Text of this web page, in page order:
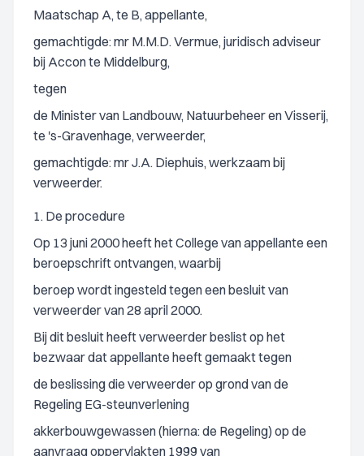
Maatschap A, te B, appellante,
gemachtigde: mr M.M.D. Vermue, juridisch adviseur
bij Accon te Middelburg,
tegen
de Minister van Landbouw, Natuurbeheer en Visserij,
te 's-Gravenhage, verweerder,
gemachtigde: mr J.A. Diephuis, werkzaam bij
verweerder.
1. De procedure
Op 13 juni 2000 heeft het College van appellante een
beroepschrift ontvangen, waarbij
beroep wordt ingesteld tegen een besluit van
verweerder van 28 april 2000.
Bij dit besluit heeft verweerder beslist op het
bezwaar dat appellante heeft gemaakt tegen
de beslissing die verweerder op grond van de
Regeling EG-steunverlening
akkerbouwgewassen (hierna: de Regeling) op de
aanvraag oppervlakten 1999 van